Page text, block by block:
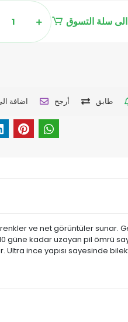
سلة التسوق
اضافة أرجح طابق
ve net görüntüler sunar.
kadar uzayan pil ömrü
ince yapısı sayesinde